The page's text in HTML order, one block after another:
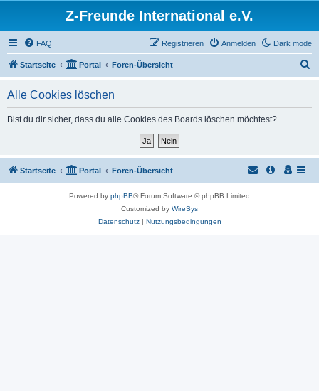
Z-Freunde International e.V.
Dark mode
FAQ Anmelden
Registrieren
Startseite Portal Foren-Übersicht
Alle Cookies löschen
Bist du dir sicher, dass du alle Cookies des Boards löschen möchtest?
Startseite Portal Foren-Übersicht
Powered by phpBB® Forum Software © phpBB Limited
Customized by WireSys
Datenschutz| Nutzungsbedingungen